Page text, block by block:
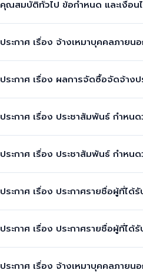
คุณสมบัติทั่วไป ข้อกำหนด และเงื่อน
ประกาศ เรื่อง จ้างเหมาบุคคลภาย
ประกาศ เรื่อง ผลการจัดซื้อจัดจ้าง
ประกาศ เรื่อง ประชาสัมพันธ์ กำหน
ประกาศ เรื่อง ประชาสัมพันธ์ กำหน
ประกาศ เรื่อง ประกาศรายชื่อผู้ที่ได้
ประกาศ เรื่อง ประกาศรายชื่อผู้ที่ไ
ประกาศ เรื่อง จ้างเหมาบุคคลภายน